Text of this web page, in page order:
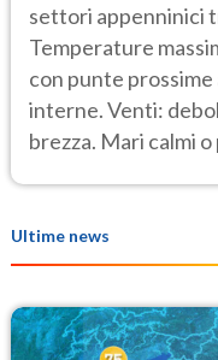
settori appenninici
Temperature
con punte
interne. Venti:
brezza. Mari calmi o
Ultime news